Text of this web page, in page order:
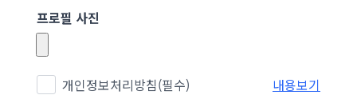
프로필 사진
개인정보처리방침(필수)
내용보기